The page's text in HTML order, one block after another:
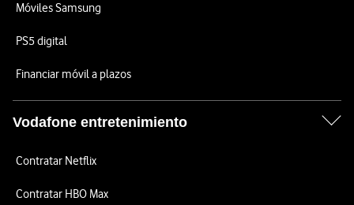
Móviles Samsung
PS5 digital
Financiar móvil a plazos
Vodafone entretenimiento
Contratar Netflix
Contratar HBO Max